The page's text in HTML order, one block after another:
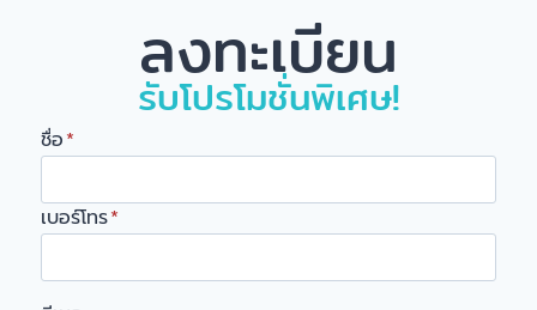
ลงทะเบียน
รับโปรโมชั่นพิเศษ!
ชื่อ*
เบอร์โทร*